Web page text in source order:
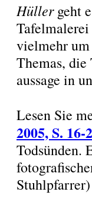
Hüllergeht
vielmehr
Themas,
aussage in
Lesen Sie
2005, S. 16-
Todsünden.
Stuhlpfarrer)